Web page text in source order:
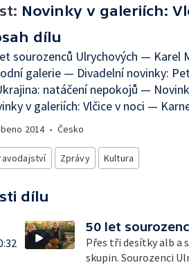
Novinky v galeriích:
dílu
sourozenců Ulrychových —
galerie — Divadelní novinky:
natáčení nepokojů —
v galeriích: Vlčice v noci —
2014• Česko
Zprávy Kultura
dílu
50 let
Přes tři desítky alb a
skupin. Sourozenci